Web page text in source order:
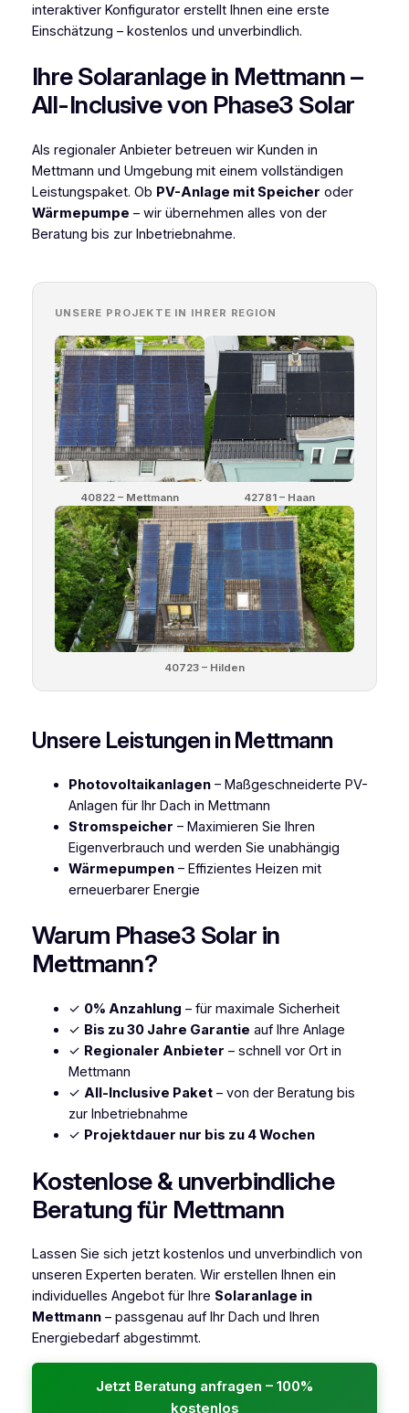
interaktiver Konfigurator erstellt Ihnen eine erste
Einschätzung – kostenlos und unverbindlich.
Ihre Solaranlage in Mettmann –
All-Inclusive von Phase3 Solar
Als regionaler Anbieter betreuen wir Kunden in
Mettmann und Umgebung mit einem vollständigen
Leistungspaket. Ob PV-Anlage mit Speicher oder
Wärmepumpe – wir übernehmen alles von der
Beratung bis zur Inbetriebnahme.
UNSERE PROJEKTE IN IHRER REGION
40822 – Mettmann 42781 – Haan
40723 – Hilden
Unsere Leistungen in Mettmann
Photovoltaikanlagen– Maßgeschneiderte PV-
Anlagen für Ihr Dach in Mettmann
Stromspeicher – Maximieren Sie Ihren
Eigenverbrauch und werden Sie unabhängig
Wärmepumpen– Effizientes Heizen mit
erneuerbarer Energie
Warum Phase3 Solar in
Mettmann?
✓ 0% Anzahlung – für maximale Sicherheit
✓ Bis zu 30 Jahre Garantie auf Ihre Anlage
✓ Regionaler Anbieter – schnell vor Ort in
Mettmann
✓ All-Inclusive Paket– von der Beratung bis
zur Inbetriebnahme
✓ Projektdauer nur bis zu 4 Wochen
Kostenlose & unverbindliche
Beratung für Mettmann
Lassen Sie sich jetzt kostenlos und unverbindlich von
unseren Experten beraten. Wir erstellen Ihnen ein
individuelles Angebot für Ihre Solaranlage in
Mettmann– passgenau auf Ihr Dach und Ihren
Energiebedarf abgestimmt.
Jetzt Beratung anfragen – 100%
kostenlos